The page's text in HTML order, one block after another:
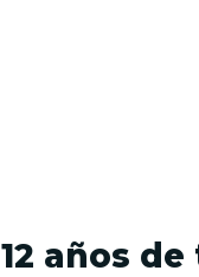
12 años